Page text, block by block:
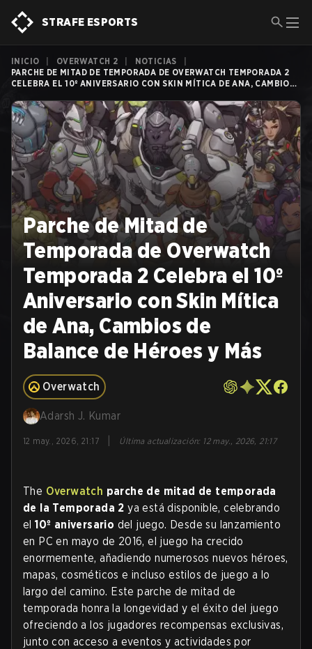
STRAFE ESPORTS
INICIO OVERWATCH 2 NOTICIAS
PARCHE DE MITAD DE TEMPORADA DE OVERWATCH TEMPORADA 2
CELEBRA EL 10º ANIVERSARIO CON SKIN MÍTICA DE ANA, CAMBIOS
Parche de Mitad de
Temporada de Overwatch
Temporada 2 Celebra el 10º
Aniversario con Skin Mítica
de Ana, Cambios de
Balance de Héroes y Más
Overwatch
Adarsh J. Kumar
12 may., 2026, 21:17 Última actualización: 12 may., 2026, 21:17
The Overwatch parche de mitad de temporada
de la Temporada 2 ya está disponible, celebrando
el10º aniversario del juego. Desde su lanzamiento
en PC en mayo de 2016, el juego ha crecido
enormemente, añadiendo numerosos nuevos héroes,
mapas, cosméticos e incluso estilos de juego a lo
largo del camino. Este parche de mitad de
temporada honra la longevidad y el éxito del juego
ofreciendo a los jugadores recompensas exclusivas,
junto con acceso a eventos y actividades por